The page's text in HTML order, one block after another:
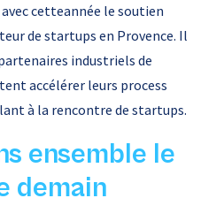
cetteannée le soutien
de startups en Provence. Il
industriels de
accélérer leurs process
à la rencontre de startups.
ensemble le
demain